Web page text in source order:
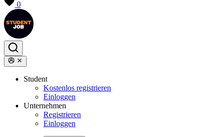
0
Student
Kostenlos registrieren
Einloggen
Unternehmen
Registrieren
Einloggen